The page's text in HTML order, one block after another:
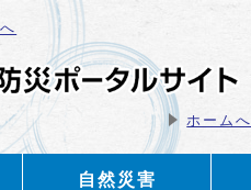
ホームへ
自然災害